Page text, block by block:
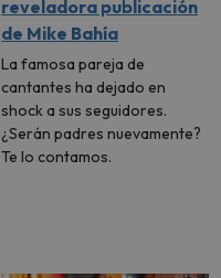
reveladora publicación
de Mike Bahía
La famosa pareja de
cantantes ha dejado en
shock a sus seguidores.
¿Serán padres nuevamente?
Te lo contamos.